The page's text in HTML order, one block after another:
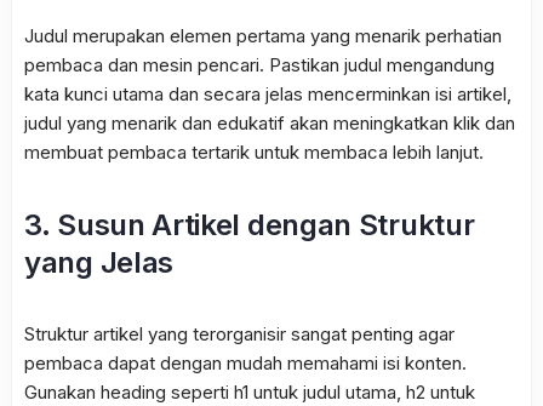
Judul merupakan elemen pertama yang menarik perhatian
pembaca dan mesin pencari. Pastikan judul mengandung
kata kunci utama dan secara jelas mencerminkan isi artikel,
judul yang menarik dan edukatif akan meningkatkan klik dan
membuat pembaca tertarik untuk membaca lebih lanjut.
3. Susun Artikel dengan Struktur
yang Jelas
Struktur artikel yang terorganisir sangat penting agar
pembaca dapat dengan mudah memahami isi konten.
Gunakan heading seperti h1 untuk judul utama, h2 untuk